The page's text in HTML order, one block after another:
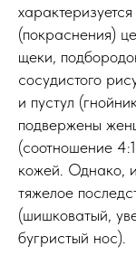
(покраснения)
щеки,
сосудистого
и пустул
подвержены
(соотношение
кожей. Однако,
тяжелое
(шишковатый,
бугристый нос).